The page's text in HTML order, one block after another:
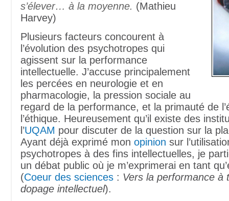
s’élever… à la moyenne. (Mathieu
Harvey)
Plusieurs facteurs concourent à
l’évolution des psychotropes qui
agissent sur la performance
intellectuelle. J’accuse principalement
les percées en neurologie et en
pharmacologie, la pression sociale au
regard de la performance, et la primauté de
l’éthique. Heureusement qu’il existe des
l’UQAM pour discuter de la question sur la
Ayant déjà exprimé mon opinion sur
psychotropes à des fins intellectuelles, je
un débat public où je m’exprimerai en tant
(Coeur des sciences : Vers la performance à
dopage intellectuel).